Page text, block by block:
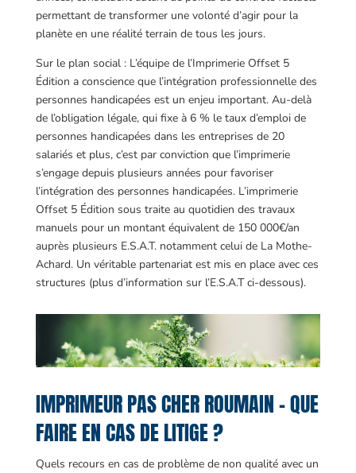
permettant de transformer une volonté d’agir pour la
planète en une réalité terrain de tous les jours.
Sur le plan social : L’équipe de l’Imprimerie Offset 5
Édition a conscience que l’intégration professionnelle des
personnes handicapées est un enjeu important. Au-delà
de l’obligation légale, qui fixe à 6 % le taux d’emploi de
personnes handicapées dans les entreprises de 20
salariés et plus, c’est par conviction que l’imprimerie
s’engage depuis plusieurs années pour favoriser
l’intégration des personnes handicapées. L’imprimerie
Offset 5 Édition sous traite au quotidien des travaux
manuels pour un montant équivalent de 150 000€/an
auprès plusieurs E.S.A.T. notamment celui de La Mothe-
Achard. Un véritable partenariat est mis en place avec ces
structures (plus d’information sur l’E.S.A.T ci-dessous).
IMPRIMEUR PAS CHER ROUMAIN – QUE
FAIRE EN CAS DE LITIGE ?
Quels recours en cas de problème de non qualité avec un